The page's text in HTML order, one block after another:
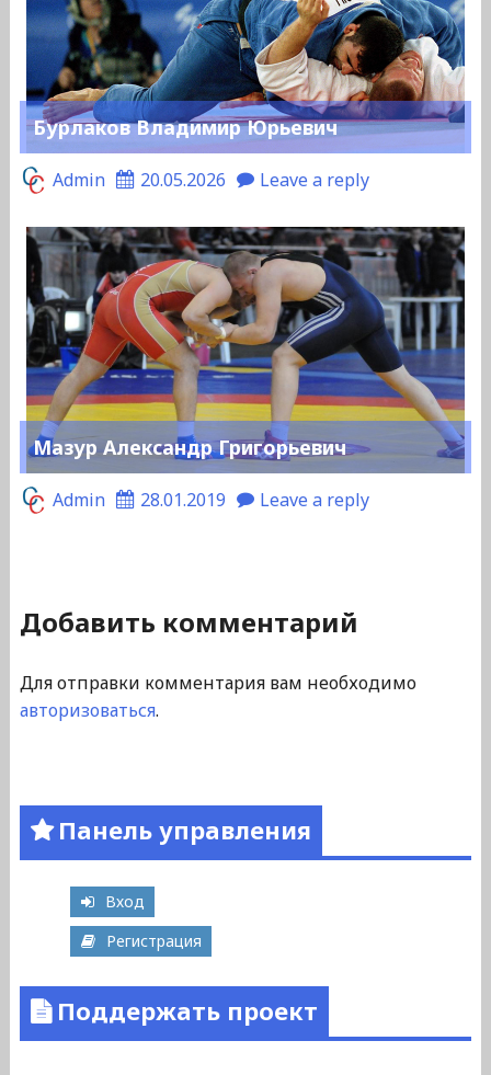
Бурлаков Владимир Юрьевич
Admin 20.05.2026 Leave a reply
Мазур Александр Григорьевич
Admin 28.01.2019 Leave a reply
Добавить комментарий
Для отправки комментария вам необходимо
авторизоваться.
Панель управления
Вход
Регистрация
Поддержать проект